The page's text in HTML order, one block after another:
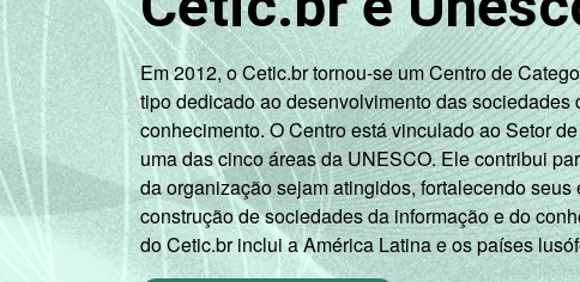
Em 2012, o Cetic.br tornou-se um Centro de
tipo dedicado ao desenvolvimento das sociedades
conhecimento. O Centro está vinculado ao Setor
uma das cinco áreas da UNESCO. Ele contribui
da organização sejam atingidos, fortalecendo seus
construção de sociedades da informação e do
do Cetic.br inclui a América Latina e os países